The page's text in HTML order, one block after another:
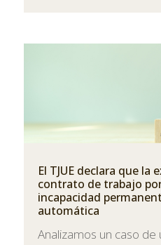
El TJUE declara que la
contrato de trabajo
incapacidad
automática
Analizamos un caso